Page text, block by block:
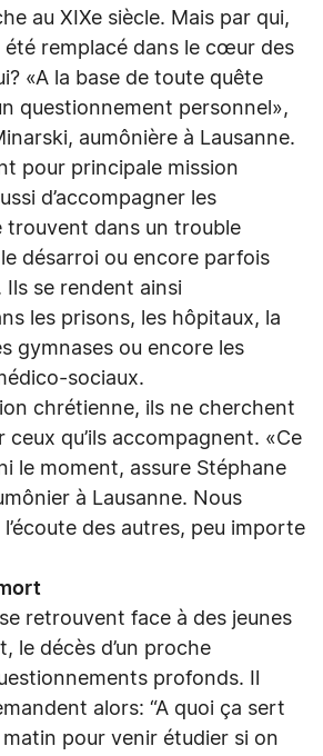
au XIXe siècle. Mais par qui,
remplacé dans le cœur des
«A la base de toute quête
questionnement personnel»,
aumônière à Lausanne.
pour principale mission
d’accompagner les
trouvent dans un trouble
désarroi ou encore parfois
Ils se rendent ainsi
les prisons, les hôpitaux, la
gymnases ou encore les
sociaux.
chrétienne, ils ne cherchent
ceux qu’ils accompagnent. «Ce
le moment, assure Stéphane
à Lausanne. Nous
des autres, peu importe
retrouvent face à des jeunes
le décès d’un proche
profonds. Il
alors: “A quoi ça sert
matin pour venir étudier si on